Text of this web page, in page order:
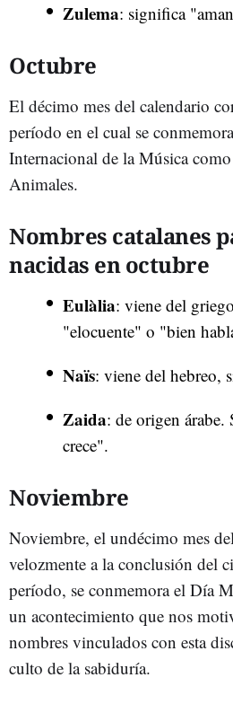
Zulema: significa
Octubre
El décimo mes del calendario
período en el cual se
Internacional de la Música
Animales.
Nombres catalanes
nacidas en octubre
Eulàlia: viene del
"elocuente" o "bien
Naïs: viene del hebreo,
Zaida: de origen
crece".
Noviembre
Noviembre, el undécimo mes
velozmente a la conclusión del
período, se conmemora el Día
un acontecimiento que nos
nombres vinculados con esta
culto de la sabiduría.